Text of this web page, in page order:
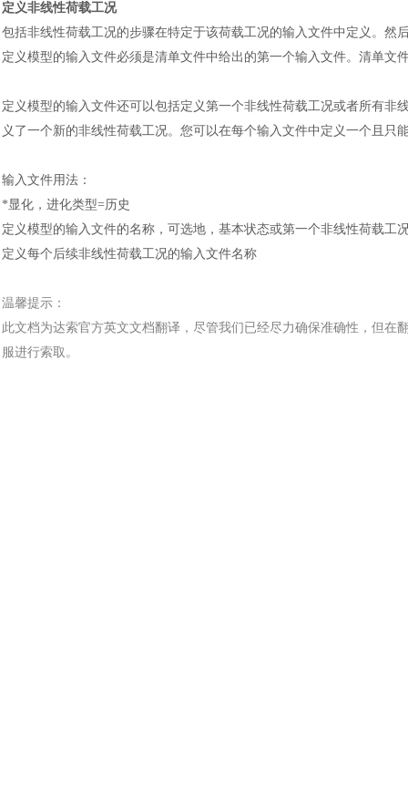
定义非线性荷载工况
包括非线性荷载工况的步骤在特定于该荷载工况的输入文件中定义。
定义模型的输入文件必须是清单文件中给出的第一个输入文件。清单文
定义模型的输入文件还可以包括定义第一个非线性荷载工况或者所有
义了一个新的非线性荷载工况。您可以在每个输入文件中定义一个且只
输入文件用法 ：
*显化，进化类型=历史
定义模型的输入文件的名称，可选地，基本状态或第一个非线性荷载工
定义每个后续非线性荷载工况的输入文件名称
温馨提示：
此文档为达索官方英文文档翻译，尽管我们已经尽力确保准确性，但在
服进行索取。